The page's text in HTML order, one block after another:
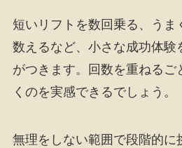
短いリフトを数回乗る、うま
数えるなど、小さな成功体験
がつきます。回数を重ねるご
くのを実感できるでしょう。
無理をしない範囲で段階的に